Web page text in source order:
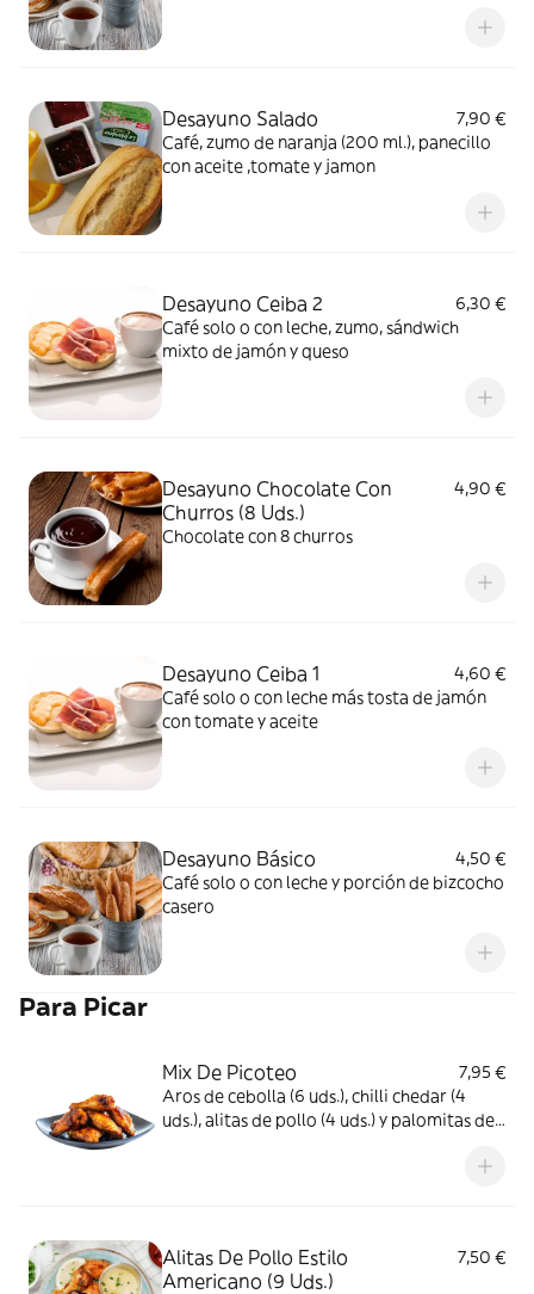
Desayuno Salado
7,90 €
Café, zumo de naranja (200 ml.), panecillo
con aceite ,tomate y jamon
Desayuno Ceiba 2
6,30 €
Café solo o con leche, zumo, sándwich
mixto de jamón y queso
Desayuno Chocolate Con
Churros (8 Uds.)
4,90 €
Chocolate con 8 churros
Desayuno Ceiba 1
4,60 €
Café solo o con leche más tosta de jamón
con tomate y aceite
Desayuno Básico
4,50 €
Café solo o con leche y porción de bizcocho
casero
Para Picar
Mix De Picoteo
7,95 €
Aros de cebolla (6 uds.), chilli chedar (4
uds.), alitas de pollo (4 uds.) y palomitas de
Alitas De Pollo Estilo
Americano (9 Uds.)
7,50 €